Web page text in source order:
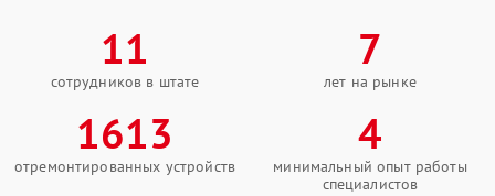
11
сотрудников в штате
7
лет на рынке
1613
отремонтированных устройств
4
минимальный опыт работы
специалистов